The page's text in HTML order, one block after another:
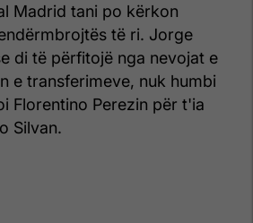
Madrid tani po kërkon
të ri. Jorge
di të përfitojë nga nevojat e
e transferimeve, nuk humbi
Florentino Perezin për t'ia
Silvan.